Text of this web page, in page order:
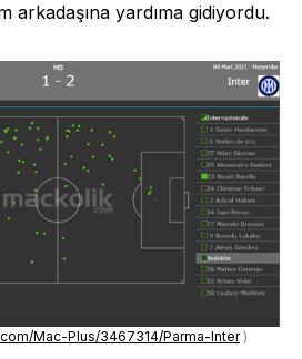
arkadaşına yardıma gidiyordu.
Mac-Plus/3467314/Parma-Inter)